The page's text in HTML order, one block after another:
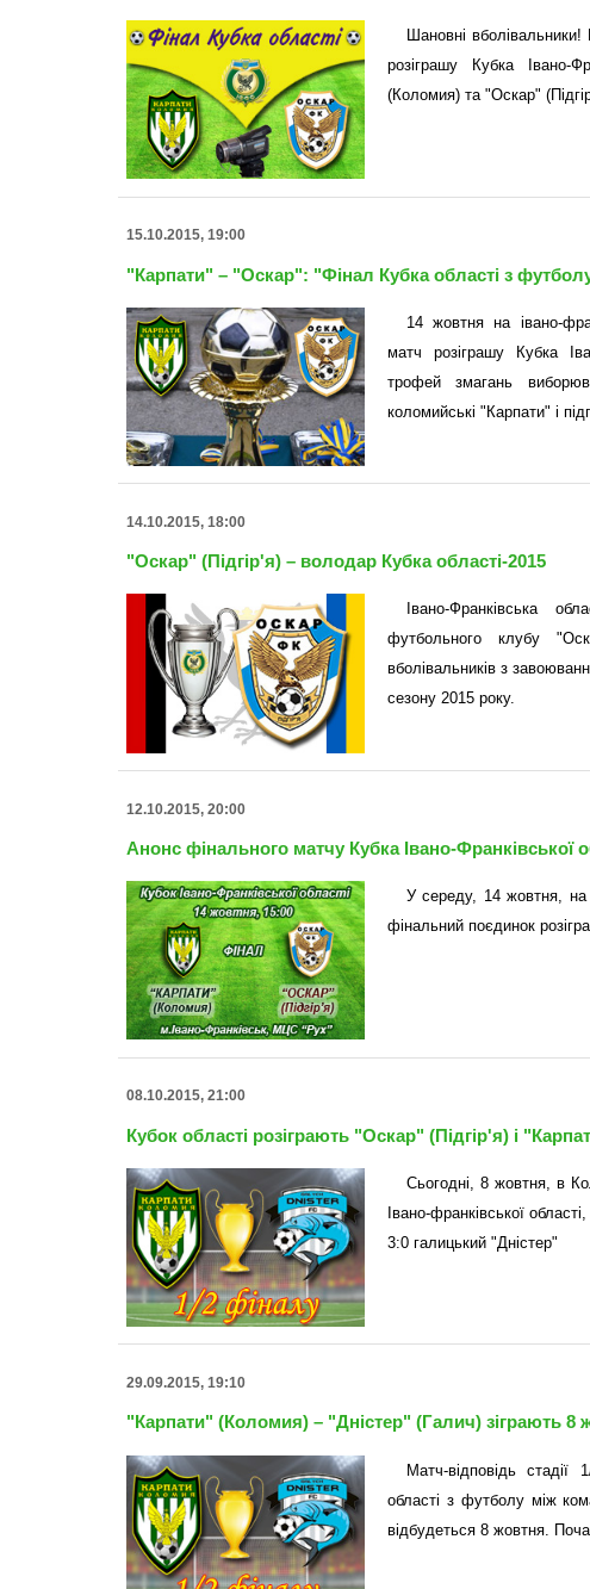
Шановні
розіграшу Кубка Івано-
(Коломия) та "Оскар"
15.10.2015, 19:00
"Карпати" – "Оскар": "Фінал Кубка області з
14 жовтня на івано-
матч розіграшу Кубка
трофей змагань
коломийські "Карпати" і
14.10.2015, 18:00
"Оскар" (Підгір'я) – володар Кубка області-2015
Івано-Франківська
футбольного клубу
вболівальників з
сезону 2015 року.
12.10.2015, 20:00
Анонс фінального матчу Кубка Івано-Франківської
У середу, 14 жовтня, на
фінальний поєдинок
08.10.2015, 21:00
Кубок області розіграють "Оскар" (Підгір'я) і
Сьогодні, 8 жовтня, в
Івано-франківської
3:0 галицький "Дністер"
29.09.2015, 19:10
"Карпати" (Коломия) – "Дністер" (Галич) зіграють 8
Матч-відповідь стадії
області з футболу між
відбудеться 8 жовтня.